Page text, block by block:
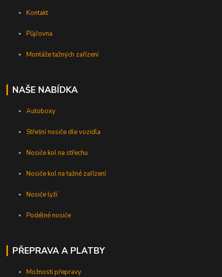
Kontakt
Půjčovna
Montáže tažných zařízení
NAŠE NABÍDKA
Autoboxy
Střešní nosiče dle vozidla
Nosiče kol na střechu
Nosiče kol na tažné zařízení
Nosiče lyží
Podélné nosiče
PŘEPRAVA A PLATBY
Možnosti přepravy